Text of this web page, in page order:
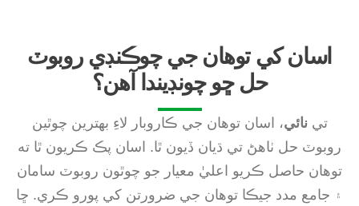
اسان کي توهان جي چوڪنڊي روبوٽ
حل ڇو چونڊيندا آهن؟
تينائي، اسان توهان جي ڪاروبار لاءِ بهترين چوٿين
روبوٽ حل ٺاهڻ تي ڌيان ڏيون ٿا. اسان پڪ ڪريون ٿا ته
توهان حاصل ڪريو اعليٰ معيار جو چوٿون روبوٽ سامان
۽ جامع مدد جيڪا توهان جي ضرورتن کي پورو ڪري. ڇا